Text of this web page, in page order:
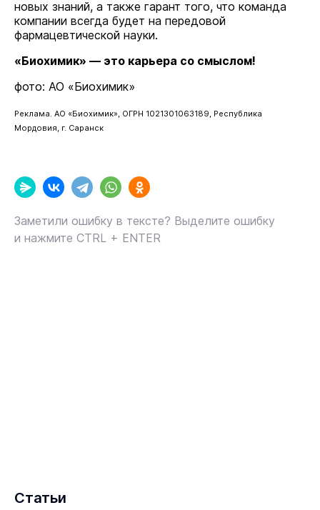
новых знаний, а также гарант того, что команда
компании всегда будет на передовой
фармацевтической науки.
«Биохимик» — это карьера со смыслом!
фото: АО «Биохимик»
Реклама. АО «Биохимик», ОГРН 1021301063189, Республика
Мордовия, г. Саранск
Заметили ошибку в тексте? Выделите ошибку
и нажмите CTRL + ENTER
Статьи